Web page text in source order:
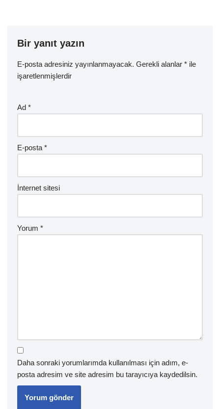
Bir yanıt yazın
E-posta adresiniz yayınlanmayacak. Gerekli alanlar * ile
işaretlenmişlerdir
Ad *
E-posta *
İnternet sitesi
Yorum *
Daha sonraki yorumlarımda kullanılması için adım, e-
posta adresim ve site adresim bu tarayıcıya kaydedilsin.